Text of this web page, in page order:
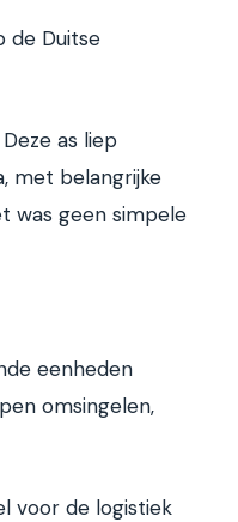
de Duitse
as liep
met belangrijke
was geen simpele
eenheden
omsingelen,
voor de logistiek